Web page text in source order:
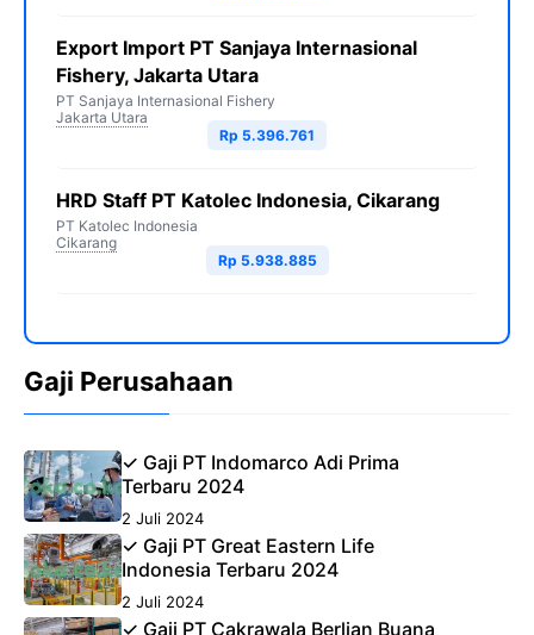
Export Import PT Sanjaya Internasional
Fishery, Jakarta Utara
PT Sanjaya Internasional Fishery
Jakarta Utara
Rp 5.396.761
HRD Staff PT Katolec Indonesia, Cikarang
PT Katolec Indonesia
Cikarang
Rp 5.938.885
Gaji Perusahaan
✓ Gaji PT Indomarco Adi Prima
Terbaru 2024
2 Juli 2024
✓ Gaji PT Great Eastern Life
Indonesia Terbaru 2024
2 Juli 2024
✓ Gaji PT Cakrawala Berlian Buana